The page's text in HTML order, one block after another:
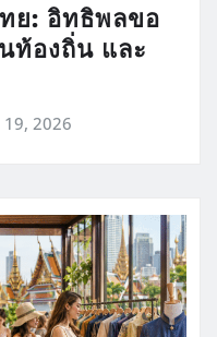
ย: อิทธิพลขอ
ท้องถิ่น และ
19, 2026